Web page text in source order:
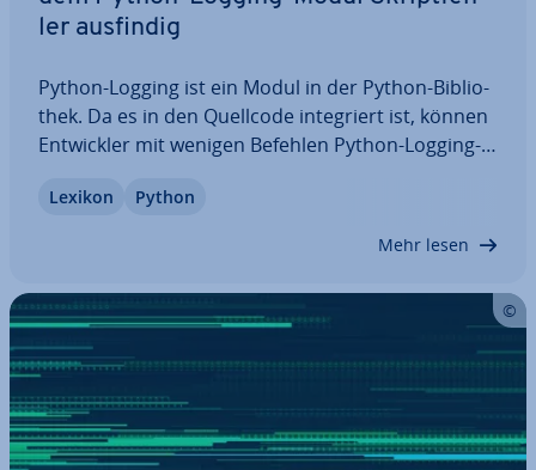
ler ausfindig
Python-Logging ist ein Modul in der Python-Bi­blio­
thek. Da es in den Quellcode in­te­griert ist, können
Ent­wick­ler mit wenigen Befehlen Python-Logging-
und Hinweise an diese Datei senden, die beim
Lexikon Python
Mehr lesen